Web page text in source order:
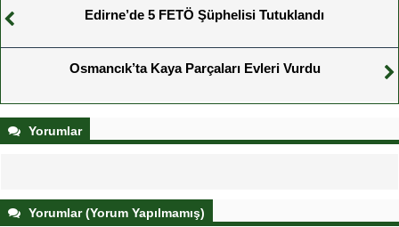
Edirne’de 5 FETÖ Şüphelisi Tutuklandı
Osmancık’ta Kaya Parçaları Evleri Vurdu
Yorumlar
Yorumlar (Yorum Yapılmamış)